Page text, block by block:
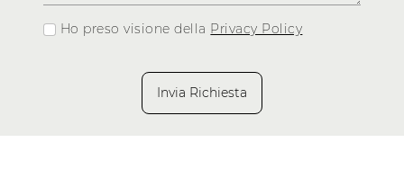
Ho preso visione della Privacy Policy
Invia Richiesta